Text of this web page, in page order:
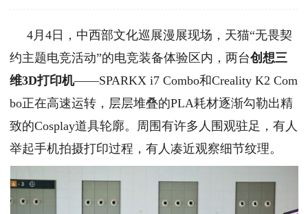
4月4日，中西部文化巡展漫展现场，天猫“无畏契
约主题电竞活动”的电竞装备体验区内，两台创想三
维3D打印机——SPARKX i7 Combo和Creality K2 Com
bo正在高速运转，层层堆叠的PLA耗材逐渐勾勒出精
致的Cosplay道具轮廓。周围有许多人围观驻足，有人
举起手机拍摄打印过程，有人凑近观察细节纹理。